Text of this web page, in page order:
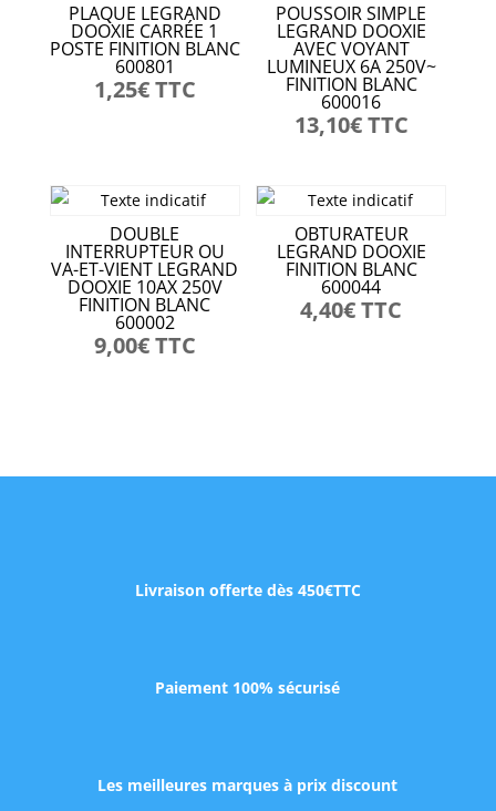
PLAQUE LEGRAND
DOOXIE CARRÉE 1
POSTE FINITION BLANC
600801
1,25€TTC
POUSSOIR SIMPLE
LEGRAND DOOXIE
AVEC VOYANT
LUMINEUX 6A 250V~
FINITION BLANC
600016
13,10€TTC
DOUBLE
INTERRUPTEUR OU
VA-ET-VIENT LEGRAND
DOOXIE 10AX 250V
FINITION BLANC
600002
9,00€TTC
OBTURATEUR
LEGRAND DOOXIE
FINITION BLANC
600044
4,40€TTC
Livraison offerte dès 450€TTC
Paiement 100% sécurisé
Les meilleures marques à prix discount